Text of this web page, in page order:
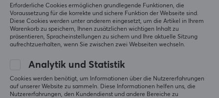
H9 7.1 Gaming Headset
RGB - Rosa
In-Ear Kopfhörer für
Nintendo Switch - Mario
Erforderliche Cookies ermöglichen grundlegende Funktionen, die
Voraussetzung für die korrekte und sichere Funktion der Webseite sind.
Diese Cookies werden unter anderem eingesetzt, um die Artikel in Ihrem
Warenkorb zu speichern, Ihnen zusätzlichen wichtigen Inhalt zu
präsentieren, Spracheinstellungen zu sichern und Ihre aktuelle Sitzung
aufrechtzuerhalten, wenn Sie zwischen zwei Webseiten wechseln.
Analytik und Statistik
Cookies werden benötigt, um Informationen über die Nutzererfahrungen
auf unserer Website zu sammeln. Diese Informationen helfen uns, die
Nutzererfahrungen, den Kundendienst und andere Bereiche zu